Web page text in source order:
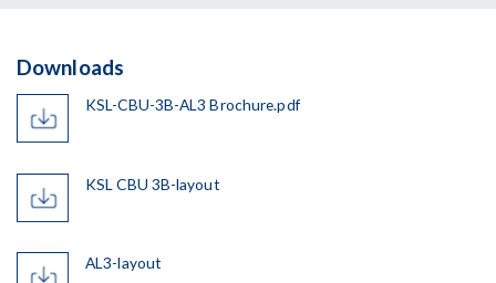
Downloads
KSL-CBU-3B-AL3 Brochure.pdf
KSL CBU 3B-layout
AL3-layout